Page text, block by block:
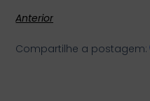
Anterior
Compartilhe a postagem: